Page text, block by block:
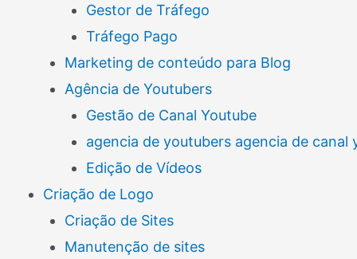
Gestor de Tráfego
Tráfego Pago
Marketing de conteúdo para Blog
Agência de Youtubers
Gestão de Canal Youtube
agencia de youtubers agencia de canal
Edição de Vídeos
Criação de Logo
Criação de Sites
Manutenção de sites